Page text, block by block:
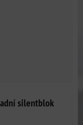
silentblok